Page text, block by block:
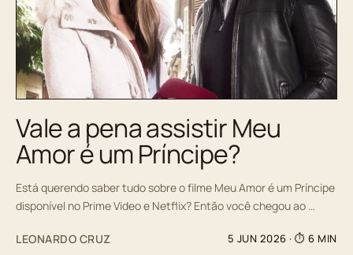
Vale a pena assistir Meu
Amor é um Príncipe?
Está querendo saber tudo sobre o filme Meu Amor é um Príncipe
disponível no Prime Video e Netflix? Então você chegou ao …
LEONARDO CRUZ 5 JUN 2026 · ⏱ 6 MIN